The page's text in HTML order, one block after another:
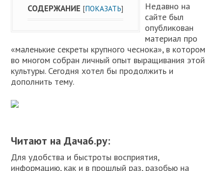
СОДЕРЖАНИЕ [ПОКАЗАТЬ]
Недавно на
сайте был
опубликован
материал про
«маленькие секреты крупного чеснока», в котором
во многом собран личный опыт выращивания этой
культуры. Сегодня хотел бы продолжить и
дополнить тему.
Читают на Дача6.ру:
Для удобства и быстроты восприятия,
информацию, как и в прошлый раз, разобью на